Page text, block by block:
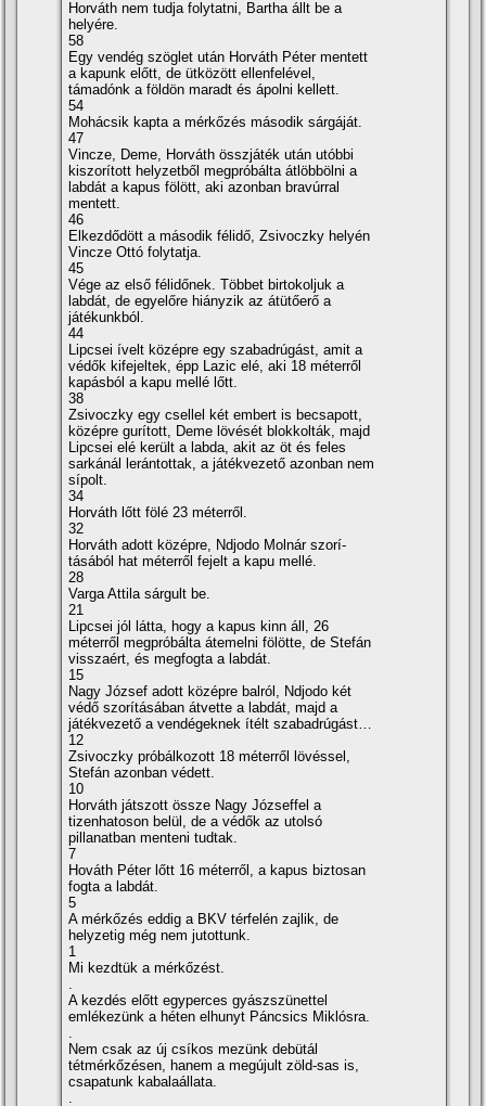
Horváth nem tudja folytatni, Bartha állt be a
helyére.
58
Egy vendég szöglet után Horváth Péter mentett
a kapunk előtt, de ütközött ellenfelével,
támadónk a földön maradt és ápolni kellett.
54
Mohácsik kapta a mérkőzés második sárgáját.
47
Vincze, Deme, Horváth összjáték után utóbbi
kiszorí­tott helyzetből megpróbálta átlöbbölni a
labdát a kapus fölött, aki azonban bravúrral
mentett.
46
Elkezdődött a második félidő, Zsivoczky helyén
Vincze Ottó folytatja.
45
Vége az első félidőnek. Többet birtokoljuk a
labdát, de egyelőre hiányzik az átütőerő a
játékunkból.
44
Lipcsei í­velt középre egy szabadrúgást, amit a
védők kifejeltek, épp Lazic elé, aki 18 méterről
kapásból a kapu mellé lőtt.
38
Zsivoczky egy csellel két embert is becsapott,
középre gurí­tott, Deme lövését blokkolták, majd
Lipcsei elé került a labda, akit az öt és feles
sarkánál lerántottak, a játékvezető azonban nem
sí­polt.
34
Horváth lőtt fölé 23 méterről.
32
Horváth adott középre, Ndjodo Molnár szorí­
tásából hat méterről fejelt a kapu mellé.
28
Varga Attila sárgult be.
21
Lipcsei jól látta, hogy a kapus kinn áll, 26
méterről megpróbálta átemelni fölötte, de Stefán
visszaért, és megfogta a labdát.
15
Nagy József adott középre balról, Ndjodo két
védő szorí­tásában átvette a labdát, majd a
játékvezető a vendégeknek í­télt szabadrúgást…
12
Zsivoczky próbálkozott 18 méterről lövéssel,
Stefán azonban védett.
10
Horváth játszott össze Nagy Józseffel a
tizenhatoson belül, de a védők az utolsó
pillanatban menteni tudtak.
7
Hováth Péter lőtt 16 méterről, a kapus biztosan
fogta a labdát.
5
A mérkőzés eddig a BKV térfelén zajlik, de
helyzetig még nem jutottunk.
1
Mi kezdtük a mérkőzést.
A kezdés előtt egyperces gyászszünettel
emlékezünk a héten elhunyt Páncsics Miklósra.
Nem csak az új csí­kos mezünk debütál
tétmérkőzésen, hanem a megújult zöld-sas is,
csapatunk kabalaállata.